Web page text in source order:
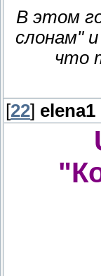
В этом
слонам"
что
[22] elena1